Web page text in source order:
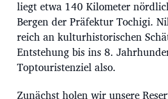
liegt etwa 140 Kilometer
Bergen der Präfektur Tochigi.
reich an kulturhistorischen
Entstehung bis ins 8.
Toptouristenziel also.
Zunächst holen wir unsere